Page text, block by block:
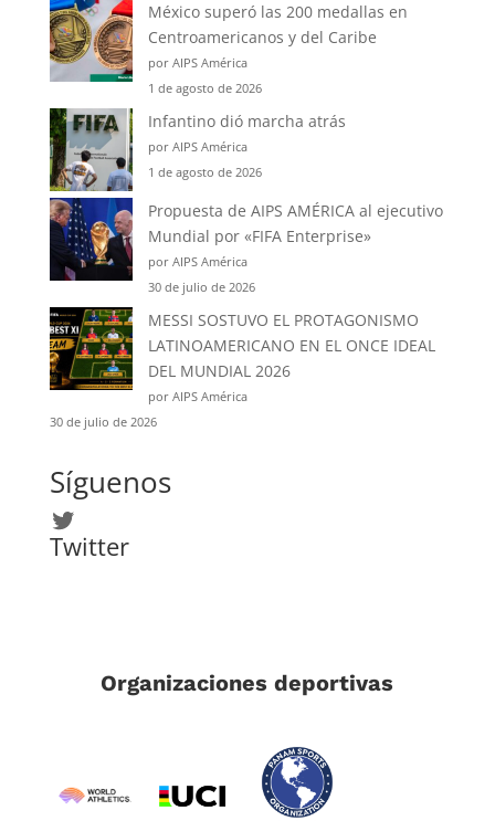
México superó las 200 medallas en
Centroamericanos y del Caribe
por AIPS América
1 de agosto de 2026
Infantino dió marcha atrás
por AIPS América
1 de agosto de 2026
Propuesta de AIPS AMÉRICA al ejecutivo
Mundial por «FIFA Enterprise»
por AIPS América
30 de julio de 2026
MESSI SOSTUVO EL PROTAGONISMO
LATINOAMERICANO EN EL ONCE IDEAL
DEL MUNDIAL 2026
por AIPS América
30 de julio de 2026
Síguenos
Twitter
Twitter
Organizaciones deportivas